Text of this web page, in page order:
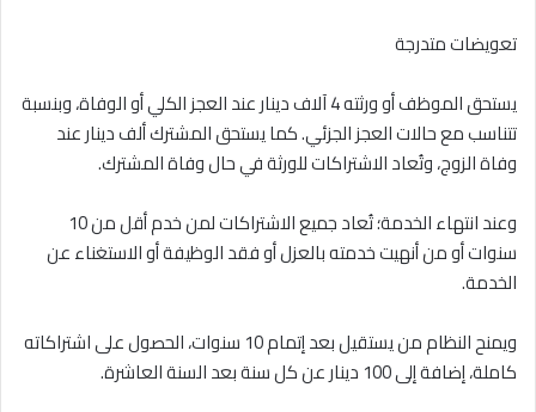
تعويضات متدرجة
يستحق الموظف أو ورثته 4 آلاف دينار عند العجز الكلي أو الوفاة، وبنسبة
تتناسب مع حالات العجز الجزئي. كما يستحق المشترك ألف دينار عند
وفاة الزوج، وتُعاد الاشتراكات للورثة في حال وفاة المشترك.
وعند انتهاء الخدمة؛ تُعاد جميع الاشتراكات لمن خدم أقل من 10
سنوات أو من أنهيت خدمته بالعزل أو فقد الوظيفة أو الاستغناء عن
الخدمة.
ويمنح النظام من يستقيل بعد إتمام 10 سنوات، الحصول على اشتراكاته
كاملة، إضافة إلى 100 دينار عن كل سنة بعد السنة العاشرة.